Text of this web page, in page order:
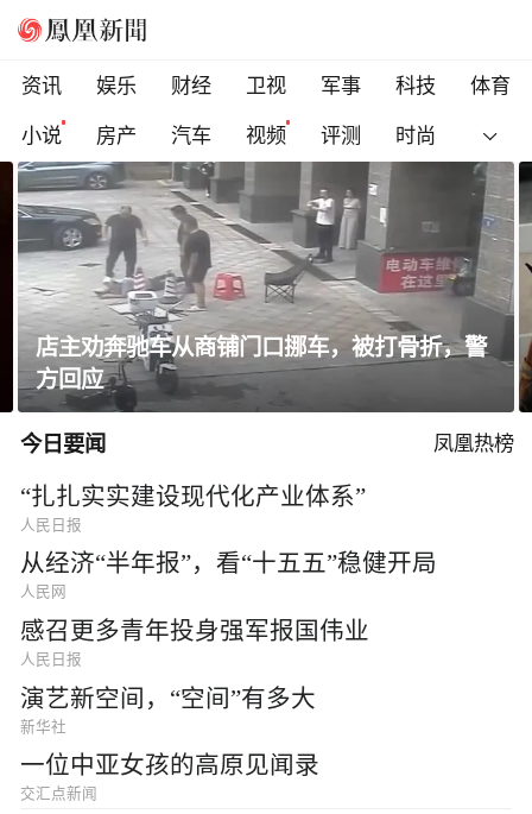
资讯 娱乐 财经 卫视 军事 科技
体育
小说
房产 汽车 视频 评测 时尚
迪丽热巴身着灯芯绒西装复古优雅
今日要闻 凤凰热榜
“扎扎实实建设现代化产业体系”
人民日报
从经济“半年报”，看“十五五”稳健开局
人民网
感召更多青年投身强军报国伟业
人民日报
演艺新空间，“空间”有多大
新华社
一位中亚女孩的高原见闻录
交汇点新闻